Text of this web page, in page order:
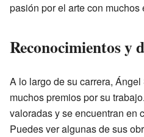
pasión por el arte con muchos
Reconocimientos y
A lo largo de su carrera,
muchos premios por su
valoradas y se encuentran en
Puedes ver algunas de sus